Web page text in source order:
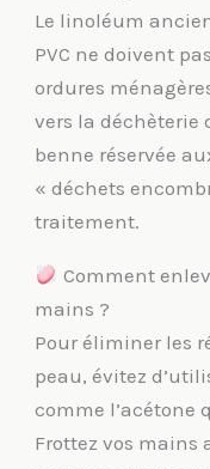
Le linoléum
PVC ne doivent
ordures
vers la déchèterie
benne réservée
« déchets
traitement.
Comment
mains ?
Pour éliminer les
peau, évitez
comme l’acétone
Frottez vos mains